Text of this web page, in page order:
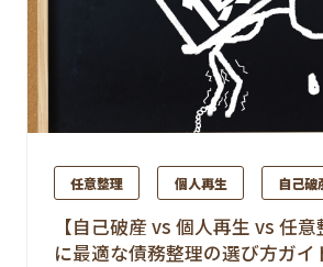
任意整理 個人再生 自己破
【自己破産 vs 個人再生 vs 任
に最適な債務整理の選び方ガイ